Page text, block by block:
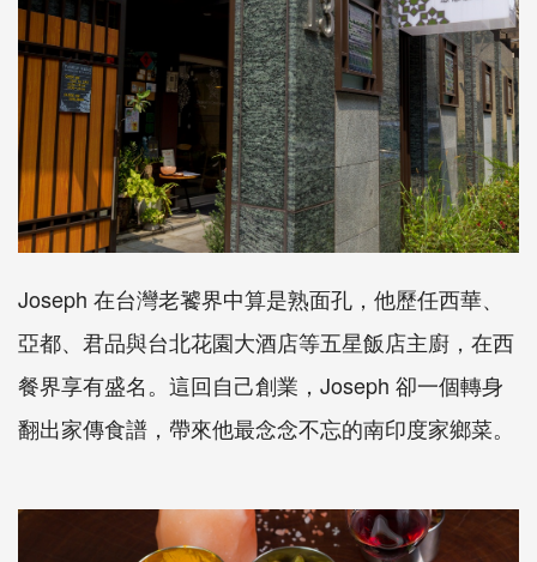
Joseph 在台灣老饕界中算是熟面孔，他歷任西華、
亞都、君品與台北花園大酒店等五星飯店主廚，在西
餐界享有盛名。這回自己創業，Joseph 卻一個轉身
翻出家傳食譜，帶來他最念念不忘的南印度家鄉菜。